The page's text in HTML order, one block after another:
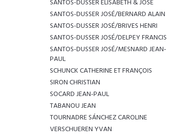
SANTOS-DUSSER ELISABETH & JOSÉ
SANTOS-DUSSER JOSÉ/BERNARD ALAIN
SANTOS-DUSSER JOSÉ/BRIVES HENRI
SANTOS-DUSSER JOSÉ/DELPEY FRANCIS
SANTOS-DUSSER JOSÉ/MESNARD JEAN-
PAUL
SCHUNCK CATHERINE ET FRANÇOIS
SIRON CHRISTIAN
SOCARD JEAN-PAUL
TABANOU JEAN
TOURNADRE SÁNCHEZ CAROLINE
VERSCHUEREN YVAN